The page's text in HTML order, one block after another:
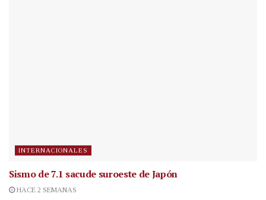
INTERNACIONALES
Sismo de 7.1 sacude suroeste de Japón
HACE 2 SEMANAS